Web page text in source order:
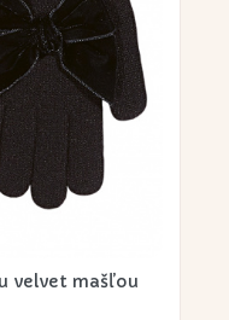
velvet mašľou